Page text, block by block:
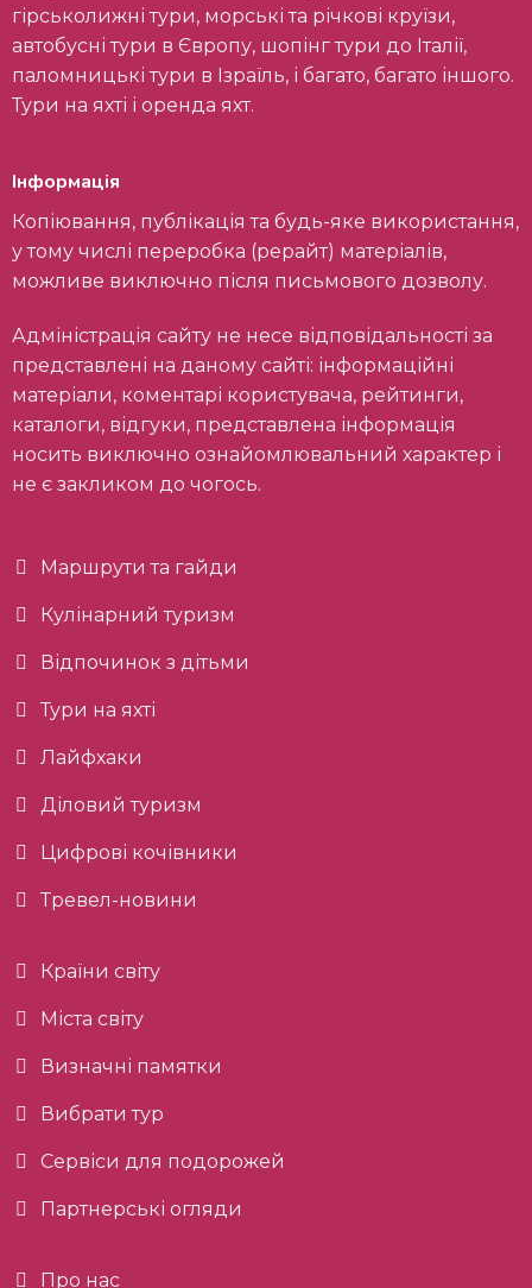
гірськолижні тури, морські та річкові круїзи,
автобусні тури в Європу, шопінг тури до Італії,
паломницькі тури в Ізраїль, і багато, багато іншого.
Тури на яхті і оренда яхт.
Інформація
Копіювання, публікація та будь-яке використання,
у тому числі переробка (рерайт) матеріалів,
можливе виключно після письмового дозволу.
Адміністрація сайту не несе відповідальності за
представлені на даному сайті: інформаційні
матеріали, коментарі користувача, рейтинги,
каталоги, відгуки, представлена інформація
носить виключно ознайомлювальний характер і
не є закликом до чогось.
Маршрути та гайди
Кулінарний туризм
Відпочинок з дітьми
Тури на яхті
Лайфхаки
Діловий туризм
Цифрові кочівники
Тревел-новини
Країни світу
Міста світу
Визначні памятки
Вибрати тур
Сервіси для подорожей
Партнерські огляди
Про нас